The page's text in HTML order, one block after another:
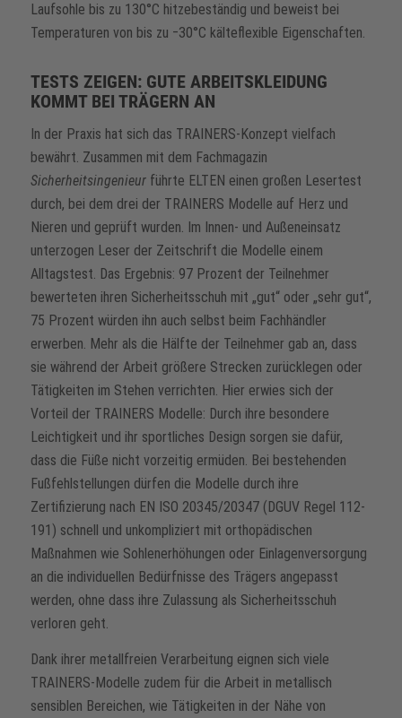
Laufsohle bis zu 130°C hitzebeständig und beweist bei
Temperaturen von bis zu ‒30°C kälteflexible Eigenschaften.
TESTS ZEIGEN: GUTE ARBEITSKLEIDUNG
KOMMT BEI TRÄGERN AN
In der Praxis hat sich das TRAINERS-Konzept vielfach
bewährt. Zusammen mit dem Fachmagazin
Sicherheitsingenieurführte ELTEN einen großen Lesertest
durch, bei dem drei der TRAINERS Modelle auf Herz und
Nieren und geprüft wurden. Im Innen- und Außeneinsatz
unterzogen Leser der Zeitschrift die Modelle einem
Alltagstest. Das Ergebnis: 97 Prozent der Teilnehmer
bewerteten ihren Sicherheitsschuh mit „gut“ oder „sehr gut“,
75 Prozent würden ihn auch selbst beim Fachhändler
erwerben. Mehr als die Hälfte der Teilnehmer gab an, dass
sie während der Arbeit größere Strecken zurücklegen oder
Tätigkeiten im Stehen verrichten. Hier erwies sich der
Vorteil der TRAINERS Modelle: Durch ihre besondere
Leichtigkeit und ihr sportliches Design sorgen sie dafür,
dass die Füße nicht vorzeitig ermüden. Bei bestehenden
Fußfehlstellungen dürfen die Modelle durch ihre
Zertifizierung nach EN ISO 20345/20347 (DGUV Regel 112-
191) schnell und unkompliziert mit orthopädischen
Maßnahmen wie Sohlenerhöhungen oder Einlagenversorgung
an die individuellen Bedürfnisse des Trägers angepasst
werden, ohne dass ihre Zulassung als Sicherheitsschuh
verloren geht.
Dank ihrer metallfreien Verarbeitung eignen sich viele
TRAINERS-Modelle zudem für die Arbeit in metallisch
sensiblen Bereichen, wie Tätigkeiten in der Nähe von